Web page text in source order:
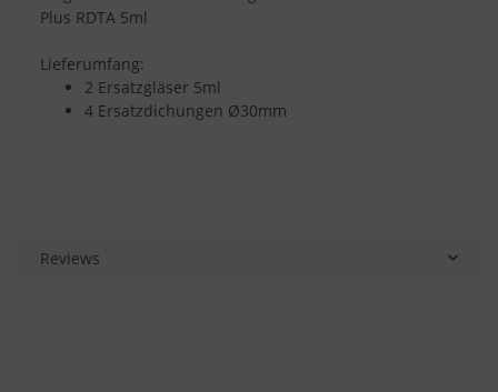
Plus RDTA 5ml
Lieferumfang:
2 Ersatzgläser 5ml
4 Ersatzdichungen Ø30mm
Reviews